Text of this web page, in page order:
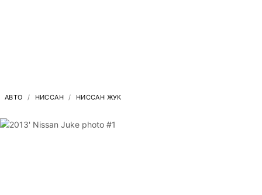
АВТО НИССАН НИССАН ЖУК